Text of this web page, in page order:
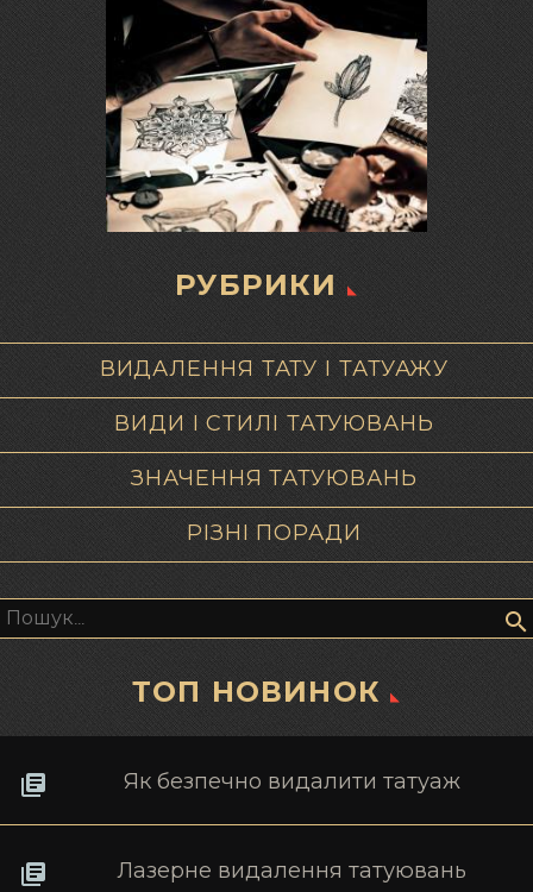
РУБРИКИ
ВИДАЛЕННЯ ТАТУ І ТАТУАЖУ
ВИДИ І СТИЛІ ТАТУЮВАНЬ
ЗНАЧЕННЯ ТАТУЮВАНЬ
РІЗНІ ПОРАДИ
ТОП НОВИНОК
Як безпечно видалити татуаж
Лазерне видалення татуювань